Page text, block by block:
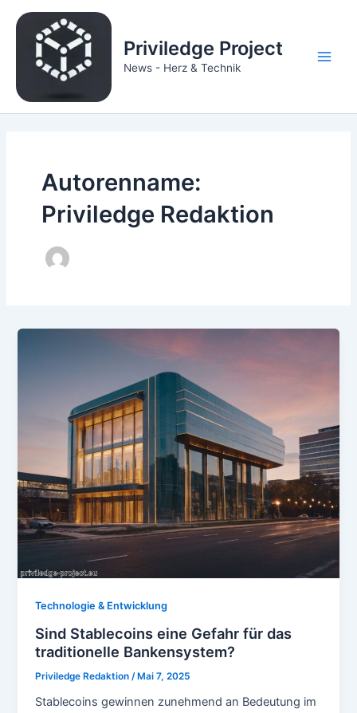
Inhalt
springen
Priviledge Project
News - Herz & Technik
Autorenname:
Priviledge Redaktion
Technologie & Entwicklung
Sind Stablecoins eine Gefahr für das
traditionelle Bankensystem?
Priviledge Redaktion /Mai 7, 2025
Stablecoins gewinnen zunehmend an Bedeutung im